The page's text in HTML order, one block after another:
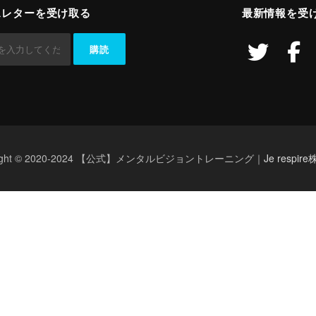
ターを受け取る 最新情報を受
© 2020-2024 【公式】メンタルビジョントレーニング｜ Je respire